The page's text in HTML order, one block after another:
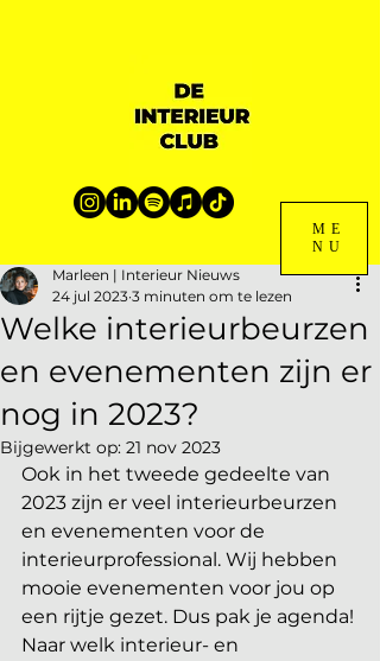
ME
NU
Welke interieurbeurzen
en evenementen zijn er
nog in 2023?
Marleen | Interieur Nieuws
24 jul 2023 3 minuten om te lezen
Bijgewerkt op: 21 nov 2023
Ook in het tweede gedeelte van
2023 zijn er veel interieurbeurzen
en evenementen voor de
interieurprofessional. Wij hebben
mooie evenementen voor jou op
een rijtje gezet. Dus pak je agenda!
Naar welk interieur- en